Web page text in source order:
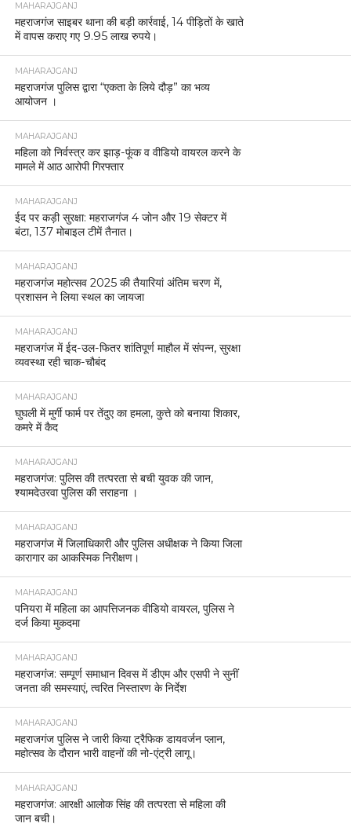
MAHARAJGANJ
महराजगंज साइबर थाना की बड़ी कार्रवाई, 14 पीड़ितों के खाते
में वापस कराए गए 9.95 लाख रुपये।
MAHARAJGANJ
महराजगंज पुलिस द्वारा “एकता के लिये दौड़” का भव्य
आयोजन ।
MAHARAJGANJ
महिला को निर्वस्त्र कर झाड़-फूंक व वीडियो वायरल करने के
मामले में आठ आरोपी गिरफ्तार
MAHARAJGANJ
ईद पर कड़ी सुरक्षा: महराजगंज 4 जोन और 19 सेक्टर में
बंटा, 137 मोबाइल टीमें तैनात।
MAHARAJGANJ
महराजगंज महोत्सव 2025 की तैयारियां अंतिम चरण में,
प्रशासन ने लिया स्थल का जायजा
MAHARAJGANJ
महराजगंज में ईद-उल-फितर शांतिपूर्ण माहौल में संपन्न, सुरक्षा
व्यवस्था रही चाक-चौबंद
MAHARAJGANJ
घुघली में मुर्गी फार्म पर तेंदुए का हमला, कुत्ते को बनाया शिकार,
कमरे में कैद
MAHARAJGANJ
महराजगंज: पुलिस की तत्परता से बची युवक की जान,
श्यामदेउरवा पुलिस की सराहना ।
MAHARAJGANJ
महराजगंज में जिलाधिकारी और पुलिस अधीक्षक ने किया जिला
कारागार का आकस्मिक निरीक्षण।
MAHARAJGANJ
पनियरा में महिला का आपत्तिजनक वीडियो वायरल, पुलिस ने
दर्ज किया मुकदमा
MAHARAJGANJ
महराजगंज: सम्पूर्ण समाधान दिवस में डीएम और एसपी ने सुनीं
जनता की समस्याएं, त्वरित निस्तारण के निर्देश
MAHARAJGANJ
महराजगंज पुलिस ने जारी किया ट्रैफिक डायवर्जन प्लान,
महोत्सव के दौरान भारी वाहनों की नो-एंट्री लागू।
MAHARAJGANJ
महराजगंज: आरक्षी आलोक सिंह की तत्परता से महिला की
जान बची।